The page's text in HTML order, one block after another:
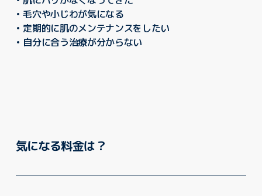
• 毛穴や小じわが気になる
• 定期的に肌のメンテナンスをしたい
• 自分に合う治療が分からない
気になる料金は？